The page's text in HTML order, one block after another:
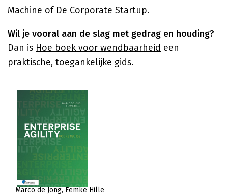
Machine of De Corporate Startup.
Wil je vooral aan de slag met gedrag en houding?
Dan is Hoe boek voor wendbaarheid een
praktische, toegankelijke gids.
Marco de Jong Femke Hille